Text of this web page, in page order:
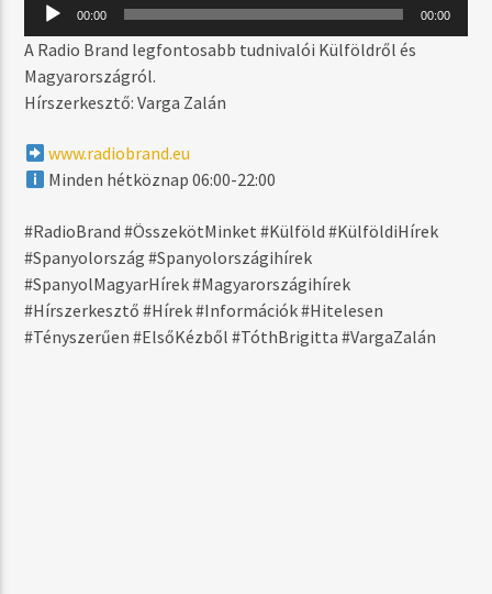
IF THERE'S ANY JUSTICE (RMX)
LEMAR FT. CASSIDY
MŰSOR ADÁSBAN
18:00 19:59
00:00 00:00
A Radio Brand legfontosabb tudnivalói Külföldről és
Magyarországról.
Hírszerkesztő: Varga Zalán
www.radiobrand.eu
Minden hétköznap 06:00-22:00
#RadioBrand #ÖsszekötMinket #Külföld #KülföldiHírek
#Spanyolország #Spanyolországihírek
#SpanyolMagyarHírek #Magyarországihírek
#Hírszerkesztő #Hírek #Információk #Hitelesen
#Tényszerűen #ElsőKézből #TóthBrigitta #VargaZalán